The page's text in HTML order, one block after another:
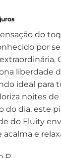
do
por
liberdade
ideal para
noites
do dia, este
do Fluity
e